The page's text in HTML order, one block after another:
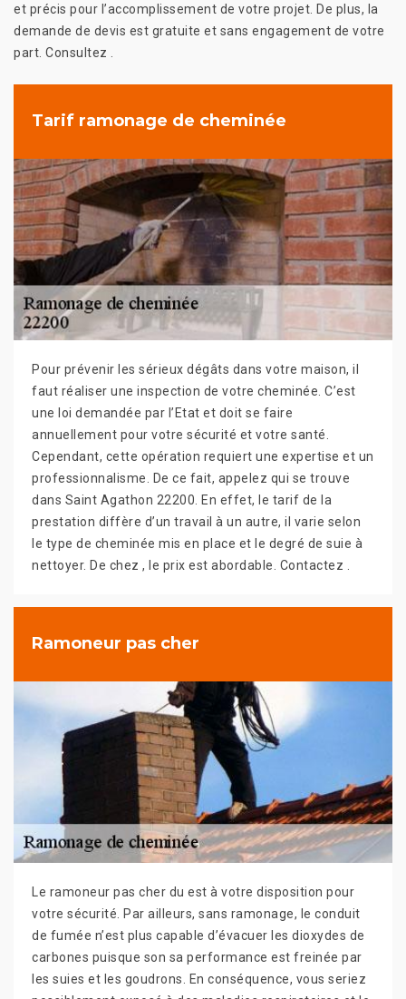
et précis pour l’accomplissement de votre projet. De plus, la
demande de devis est gratuite et sans engagement de votre
part. Consultez .
Tarif ramonage de cheminée
Pour prévenir les sérieux dégâts dans votre maison, il
faut réaliser une inspection de votre cheminée. C’est
une loi demandée par l’Etat et doit se faire
annuellement pour votre sécurité et votre santé.
Cependant, cette opération requiert une expertise et un
professionnalisme. De ce fait, appelez qui se trouve
dans Saint Agathon 22200. En effet, le tarif de la
prestation diffère d’un travail à un autre, il varie selon
le type de cheminée mis en place et le degré de suie à
nettoyer. De chez , le prix est abordable. Contactez .
Ramoneur pas cher
Le ramoneur pas cher du est à votre disposition pour
votre sécurité. Par ailleurs, sans ramonage, le conduit
de fumée n’est plus capable d’évacuer les dioxydes de
carbones puisque son sa performance est freinée par
les suies et les goudrons. En conséquence, vous seriez